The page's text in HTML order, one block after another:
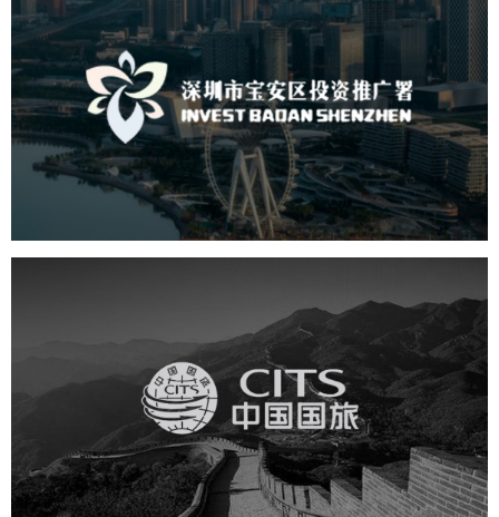
深圳市宝安区投资推广署
机构组织 国企 品牌官网 网站建设 网站设计
中国国旅
旅游休闲 电商网站 网站建设